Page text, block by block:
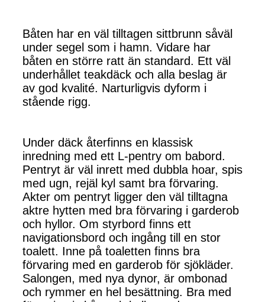
Båten har en väl tilltagen sittbrunn såväl
under segel som i hamn. Vidare har
båten en större ratt än standard. Ett väl
underhållet teakdäck och alla beslag är
av god kvalité. Narturligvis dyform i
stående rigg.
Under däck återfinns en klassisk
inredning med ett L-pentry om babord.
Pentryt är väl inrett med dubbla hoar, spis
med ugn, rejäl kyl samt bra förvaring.
Akter om pentryt ligger den väl tilltagna
aktre hytten med bra förvaring i garderob
och hyllor. Om styrbord finns ett
navigationsbord och ingång till en stor
toalett. Inne på toaletten finns bra
förvaring med en garderob för sjökläder.
Salongen, med nya dynor, är ombonad
och rymmer en hel besättning. Bra med